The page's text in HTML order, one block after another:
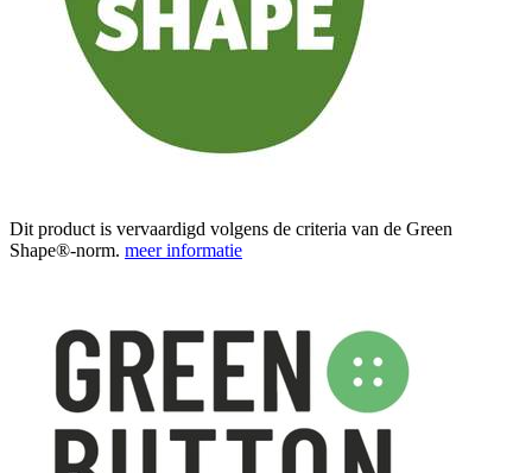
Dit product is vervaardigd volgens de criteria van de Green
Shape®-norm. meer informatie